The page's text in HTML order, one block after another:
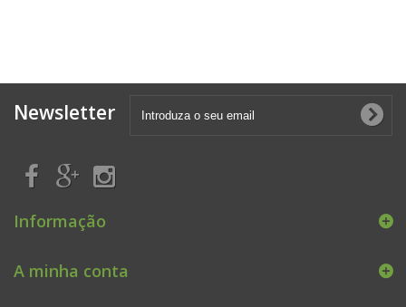
Newsletter
Informação
A minha conta